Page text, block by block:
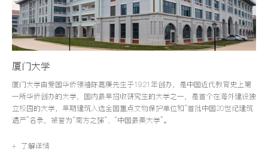
厦门大学
厦门大学由爱国华侨领袖陈嘉庚先生于1921年创办，是中国近代教育史上第
一所华侨创办的大学，国内最早招收研究生的大学之一，是首个在海外建设独
立校园的大学，早期建筑入选全国重点文物保护单位和“首批中国20世纪建筑
遗产”名录，被誉为“南方之强“、“中国最美大学”。
+ 了解详情